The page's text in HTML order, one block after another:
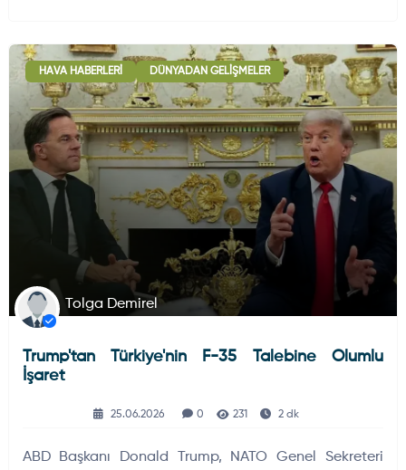
HAVA HABERLERI DÜNYADAN GELIŞMELER
Tolga Demirel
Trump'tan Türkiye'nin F-35 Talebine Olumlu
İşaret
25.06.2026 0 231 2 dk
ABD Başkanı Donald Trump, NATO Genel Sekreteri